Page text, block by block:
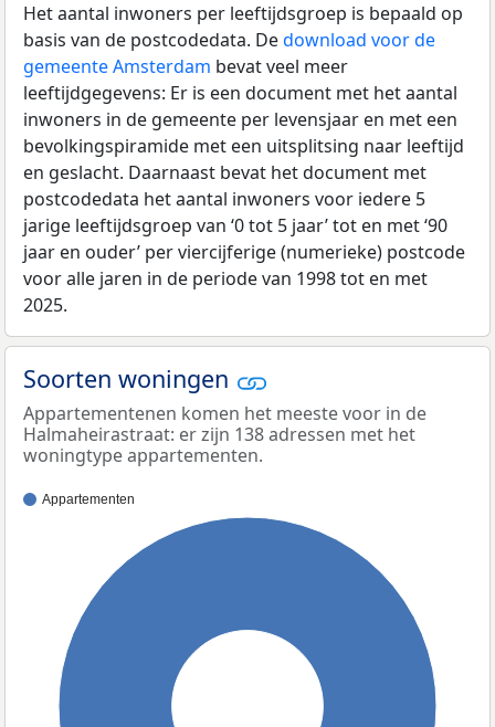
Het aantal inwoners per leeftijdsgroep is bepaald op
basis van de postcodedata. Dedownload voor de
gemeente Amsterdam bevat veel meer
leeftijdgegevens: Er is een document met het aantal
inwoners in de gemeente per levensjaar en met een
bevolkingspiramide met een uitsplitsing naar leeftijd
en geslacht. Daarnaast bevat het document met
postcodedata het aantal inwoners voor iedere 5
jarige leeftijdsgroep van ‘0 tot 5 jaar’ tot en met ‘90
jaar en ouder’ per viercijferige (numerieke) postcode
voor alle jaren in de periode van 1998 tot en met
2025.
Soorten woningen
Appartementenen komen het meeste voor in de
Halmaheirastraat: er zijn 138 adressen met het
woningtype appartementen.
Appartementen